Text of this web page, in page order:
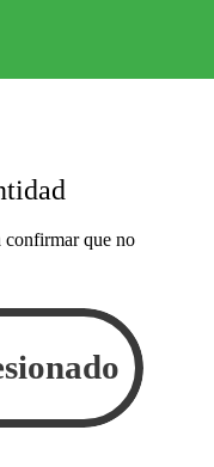
confirmar que no